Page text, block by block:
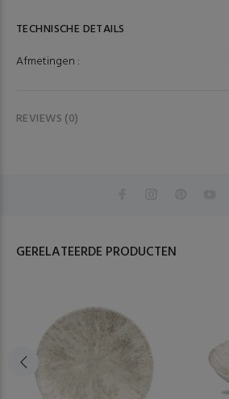
TECHNISCHE DETAILS
Afmetingen :
REVIEWS (0)
GERELATEERDE PRODUCTEN